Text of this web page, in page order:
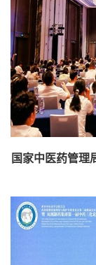
国家中医药管理